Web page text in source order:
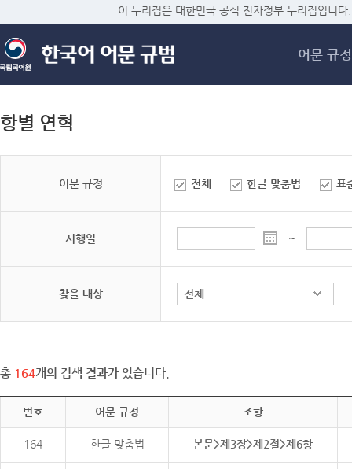
메
이 누리집은 대한민국 공식 전자정부 누리집입니다.
어문 규정
항별 연혁
어문 규정 전체 한글 맞춤법 표
시행일 ~
찾을 대상
총 164개의 검색 결과가 있습니다.
번호 어문 규정 조항
164 한글 맞춤법 본문>제3장>제2절>제6항